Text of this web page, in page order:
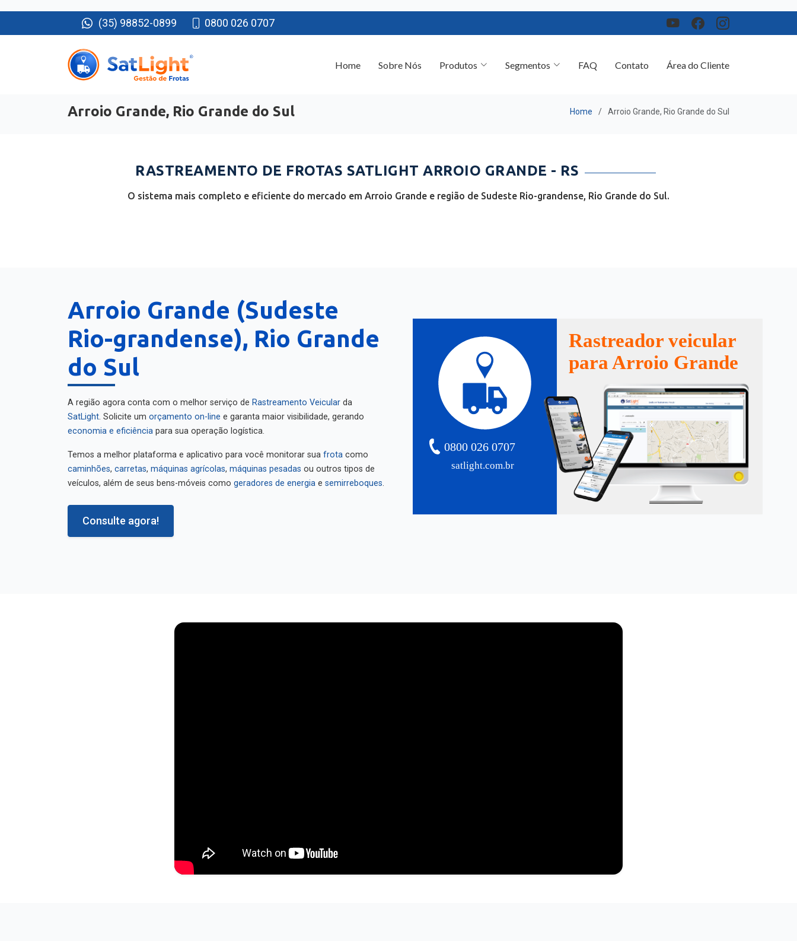
(35) 98852-0899 0800 026 0707
Arroio Grande, Rio Grande do Sul
RASTREAMENTO DE FROTAS SATLIGHT ARROIO GRANDE - RS
O sistema mais completo e eficiente do mercado em Arroio Grande e região de Sudeste Rio-grandense, Rio Grande do Sul.
Arroio Grande (Sudeste
Rio-grandense), Rio Grande
do Sul
A região agora conta com o melhor serviço de Rastreamento Veicular
da
SatLight
. Solicite um orçamento on-line
e garanta maior visibilidade, gerando
economia e eficiência
para sua operação logística.
Temos a melhor plataforma e aplicativo para você monitorar sua frota
caminhões
máquinas agrícolas máquinas pesadas
ou outros tipos de
veículos, além de seus bens-móveis como
geradores de energia semirreboques
Consulte agora!
satlight.com.br
0800 026 0707
Rastreador veicular
para Arroio Grande